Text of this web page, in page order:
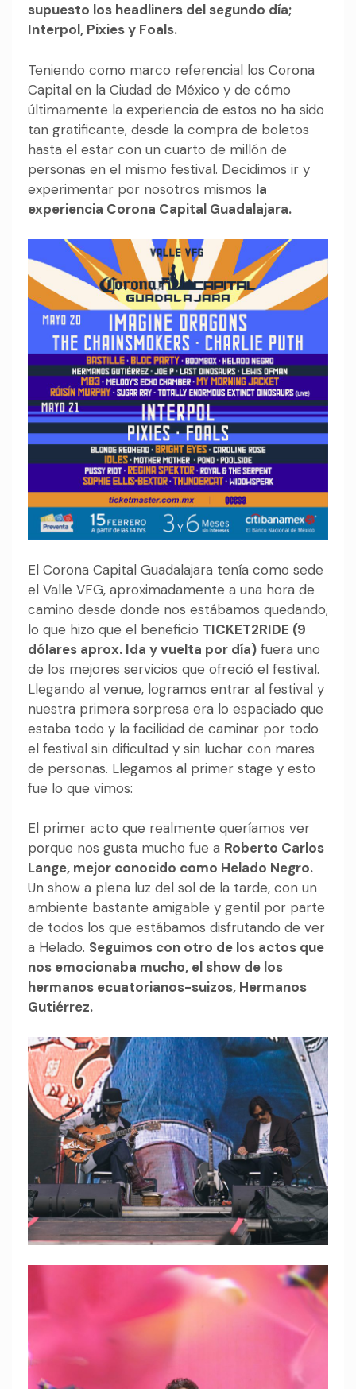
supuesto los headliners del segundo día;
Interpol, Pixies y Foals.
Teniendo como marco referencial los Corona
Capital en la Ciudad de México y de cómo
últimamente la experiencia de estos no ha sido
tan gratificante, desde la compra de boletos
hasta el estar con un cuarto de millón de
personas en el mismo festival. Decidimos ir y
experimentar por nosotros mismos la
experiencia Corona Capital Guadalajara.
El Corona Capital Guadalajara tenía como sede
el Valle VFG, aproximadamente a una hora de
camino desde donde nos estábamos quedando,
lo que hizo que el beneficio TICKET2RIDE (9
dólares aprox. Ida y vuelta por día) fuera uno
de los mejores servicios que ofreció el festival.
Llegando al venue, logramos entrar al festival y
nuestra primera sorpresa era lo espaciado que
estaba todo y la facilidad de caminar por todo
el festival sin dificultad y sin luchar con mares
de personas. Llegamos al primer stage y esto
fue lo que vimos:
El primer acto que realmente queríamos ver
porque nos gusta mucho fue a Roberto Carlos
Lange, mejor conocido como Helado Negro.
Un show a plena luz del sol de la tarde, con un
ambiente bastante amigable y gentil por parte
de todos los que estábamos disfrutando de ver
a Helado. Seguimos con otro de los actos que
nos emocionaba mucho, el show de los
hermanos ecuatorianos-suizos, Hermanos
Gutiérrez.